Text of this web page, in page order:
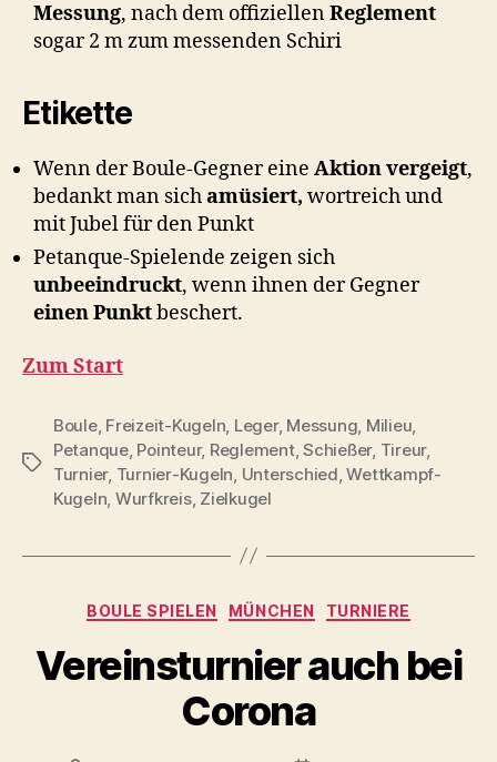
Messung, nach dem offiziellenReglement
sogar 2 m zum messenden Schiri
Etikette
Wenn der Boule-Gegner eine Aktion vergeigt,
bedankt man sichamüsiert, wortreich und
mit Jubel für den Punkt
Petanque-Spielende zeigen sich
unbeeindruckt, wenn ihnen der Gegner
einen Punktbeschert.
Zum Start
Schlagwörter
Boule, Freizeit-Kugeln Leger, Messung Milieu
Petanque, Pointeur, Reglement,Schießer, Tireur,
Turnier, Turnier-Kugeln Unterschied ,Wettkampf-
Kugeln Wurfkreis, Zielkugel
Kategorien
BOULE SPIELEN MÜNCHEN TURNIERE
Vereinsturnier auch bei
Corona